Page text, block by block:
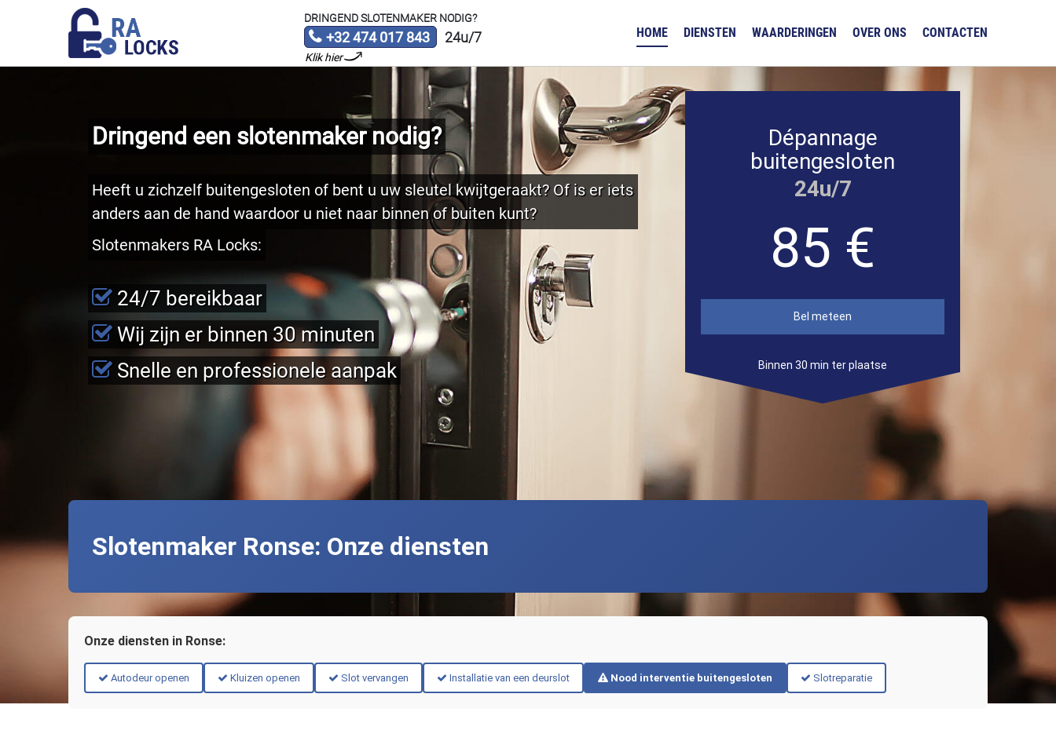
DRINGEND SLOTENMAKER NODIG?
+32 474 017 843
Klik hier
24u/7 HOME DIENSTEN WAARDERINGEN OVER ONS CONTACTEN
Dringend een slotenmaker nodig?
Heeft u zichzelf buitengesloten of bent u uw sleutel kwijtgeraakt? Of is er iets
anders aan de hand waardoor u niet naar binnen of buiten kunt?
Slotenmakers RA Locks:
24/7 bereikbaar
Wij zijn er binnen 30 minuten
Snelle en professionele aanpak
Dépannage
buitengesloten
24u/7
85 €
Bel meteen
Binnen 30 min ter plaatse
Slotenmaker Ronse: Onze diensten
Onze diensten in Ronse:
Autodeur openen Kluizen openen Slot vervangen Installatie van een deurslot Nood interventie buitengesloten Slotreparatie